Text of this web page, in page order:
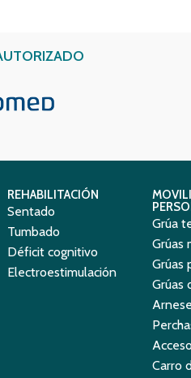
REHABILITACIÓN
Sentado
Tumbado
Déficit cognitivo
Electroestimulación
Grúa
Grúas
Grúas
Grúas
Carro